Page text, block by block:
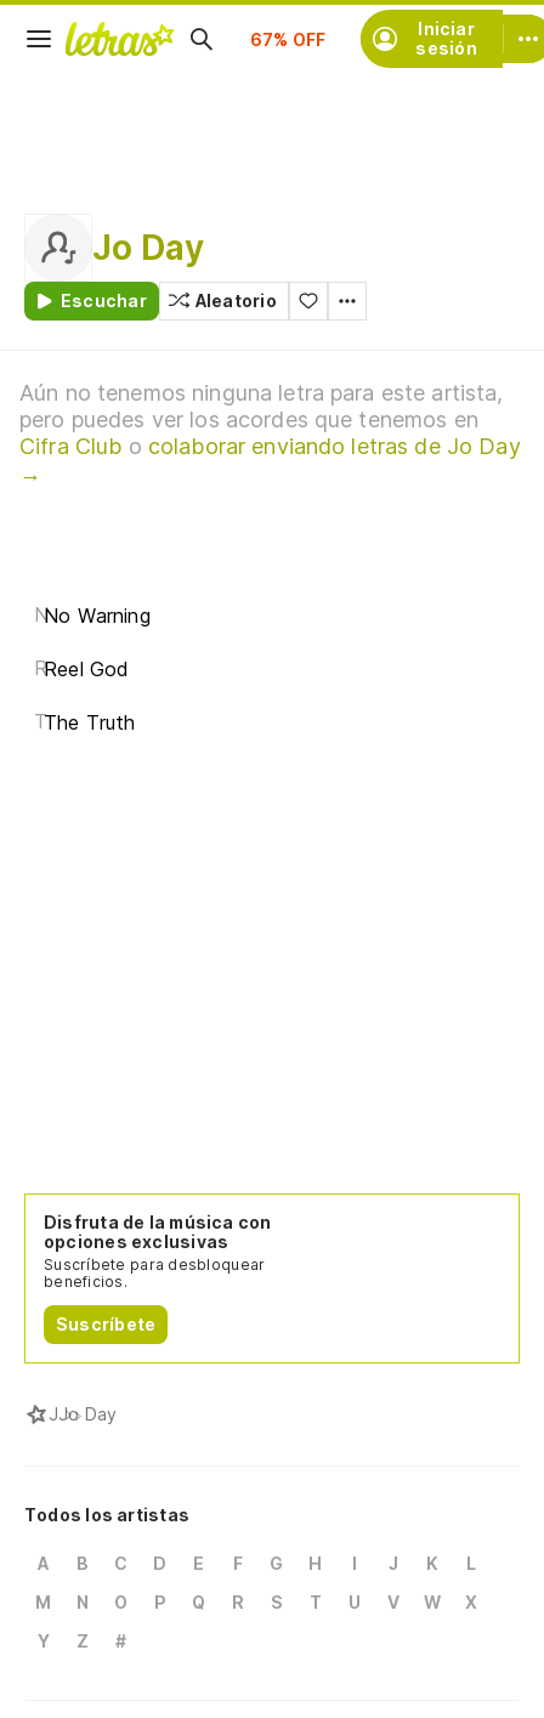
Iniciar
sesión
Suscríbete
Jo Day
Escuchar Aleatorio
Aún no tenemos ninguna letra para este artista,
pero puedes ver los acordes que tenemos en
Cifra Club o colaborar enviando letras de Jo Day
→
NNo Warning
RReel God
TThe Truth
Disfruta de la música con
opciones exclusivas
Suscríbete para desbloquear
beneficios.
Suscríbete
JJo Day
Todos los artistas
A B C D E F G H I J K
L
M
N O P Q R S T U V W
X
Y
Z #